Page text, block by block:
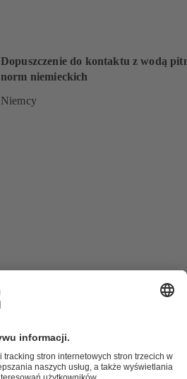
Dopuszczenie do kontaktu z wodą
norm niemieckich
Niemcy